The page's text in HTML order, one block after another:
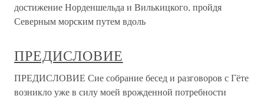
достижение Норденшельда и Вилькицкого, пройдя
Северным морским путем вдоль
ПРЕДИСЛОВИЕ
ПРЕДИСЛОВИЕ Сие собрание бесед и разговоров с Гёте
возникло уже в силу моей врожденной потребности